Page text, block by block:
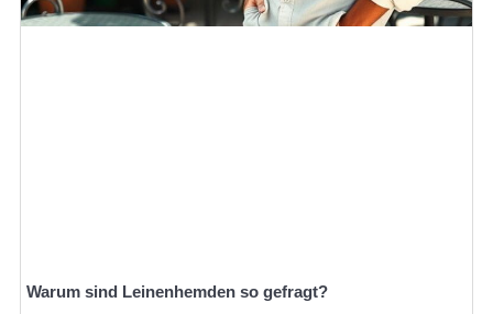
Warum sind Leinenhemden so gefragt?